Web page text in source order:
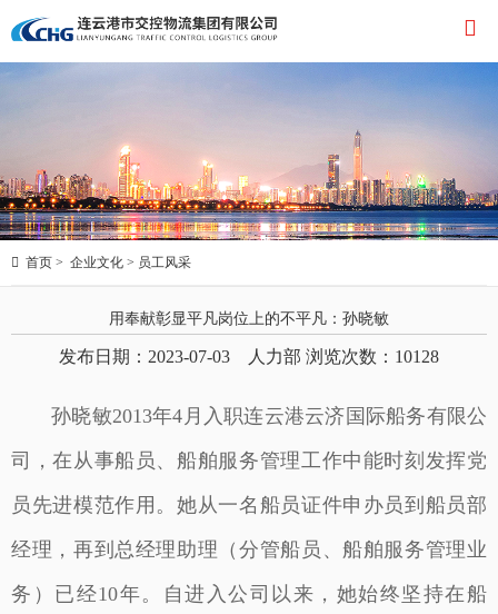

 首页 > 企业文化 > 员工风采
用奉献彰显平凡岗位上的不平凡：孙晓敏
发布日期：2023-07-03 人力部 浏览次数： 10128
孙晓敏2013年4月入职连云港云济国际船务有限公
司，在从事船员、船舶服务管理工作中能时刻发挥党
员先进模范作用。她从一名船员证件申办员到船员部
经理，再到总经理助理（分管船员、船舶服务管理业
务）已经10年。自进入公司以来，她始终坚持在船